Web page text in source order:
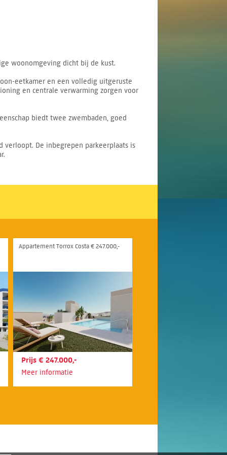
woonomgeving dicht bij de kust.
eetkamer en een volledig uitgeruste
en centrale verwarming zorgen voor
biedt twee zwembaden, goed
De inbegrepen parkeerplaats is
Appartement Torrox Costa € 247.000,-
Prijs € 247.000,-
Meer informatie